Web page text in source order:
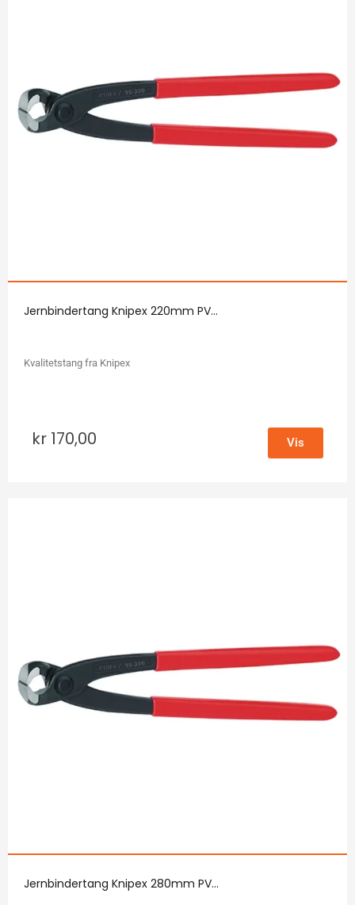
Jernbindertang Knipex 220mm PV...
Kvalitetstang fra Knipex
kr 170,00 Vis
Jernbindertang Knipex 280mm PV...